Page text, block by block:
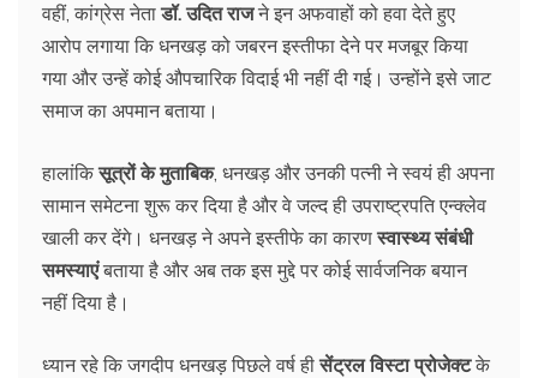
वहीं, कांग्रेस नेताडॉ. उदित राजने इन अफवाहों को हवा देते हुए
आरोप लगाया कि धनखड़ को जबरन इस्तीफा देने पर मजबूर किया
गया और उन्हें कोई औपचारिक विदाई भी नहीं दी गई। उन्होंने इसे जाट
समाज का अपमान बताया।
हालांकिसूत्रों के मुताबिक, धनखड़ और उनकी पत्नी ने स्वयं ही अपना
सामान समेटना शुरू कर दिया है और वे जल्द ही उपराष्ट्रपति एन्क्लेव
खाली कर देंगे। धनखड़ ने अपने इस्तीफे का कारणस्वास्थ्य संबंधी
समस्याएंबताया है और अब तक इस मुद्दे पर कोई सार्वजनिक बयान
नहीं दिया है।
ध्यान रहे कि जगदीप धनखड़ पिछले वर्ष हीसेंट्रल विस्टा प्रोजेक्टके